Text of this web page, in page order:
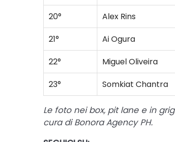
20°
Alex Rins
21°
Ai Ogura
22°
Miguel Oliveira
23°
Somkiat Chantra
Le foto nei box, pit lane e in
cura di Bonora Agency PH.